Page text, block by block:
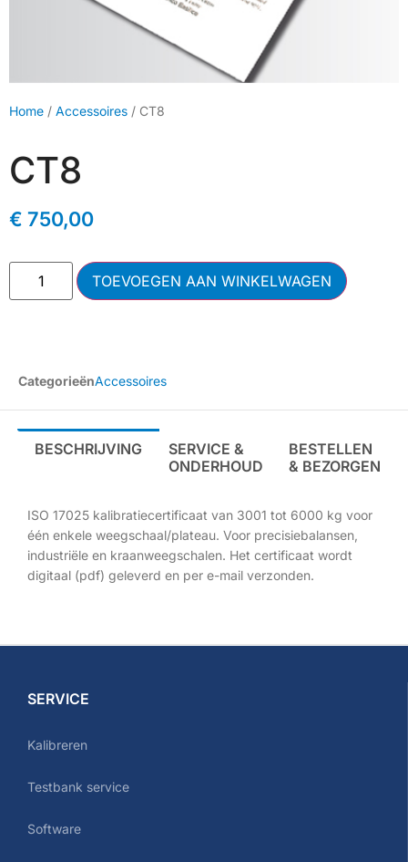
Home / Accessoires / CT8
CT8
€ 750,00
TOEVOEGEN AAN WINKELWAGEN
CategorieënAccessoires
BESCHRIJVING
SERVICE &
ONDERHOUD
BESTELLEN
& BEZORGEN
ISO 17025 kalibratiecertificaat van 3001 tot 6000 kg voor
één enkele weegschaal/plateau. Voor precisiebalansen,
industriële en kraanweegschalen. Het certificaat wordt
digitaal (pdf) geleverd en per e-mail verzonden.
SERVICE
Kalibreren
Testbank service
Software